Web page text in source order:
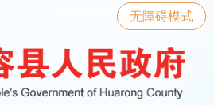
无障碍模式